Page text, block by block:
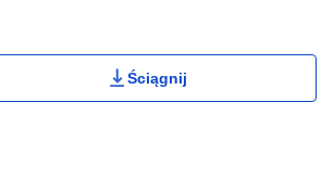
Actions Portlet
Ściągnij